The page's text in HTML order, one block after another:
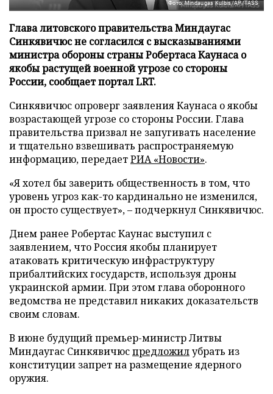
Фото: Mindaugas Kulbis/AP/TASS
Глава литовского правительства Миндаугас
Синкявичюс не согласился с высказываниями
министра обороны страны Робертаса Каунаса о
якобы растущей военной угрозе со стороны
России, сообщает портал LRT.
Синкявичюс опроверг заявления Каунаса о якобы
возрастающей угрозе со стороны России. Глава
правительства призвал не запугивать население
и тщательно взвешивать распространяемую
информацию, передаетРИА «Новости».
«Я хотел бы заверить общественность в том, что
уровень угроз как-то кардинально не изменился,
он просто существует», – подчеркнул Синкявичюс.
Днем ранее Робертас Каунас выступил с
заявлением, что Россия якобы планирует
атаковать критическую инфраструктуру
прибалтийских государств, используя дроны
украинской армии. При этом глава оборонного
ведомства не представил никаких доказательств
своим словам.
В июне будущий премьер-министр Литвы
Миндаугас Синкявичюспредложилубрать из
конституции запрет на размещение ядерного
оружия.